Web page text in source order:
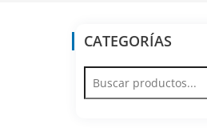
CATEGORÍAS